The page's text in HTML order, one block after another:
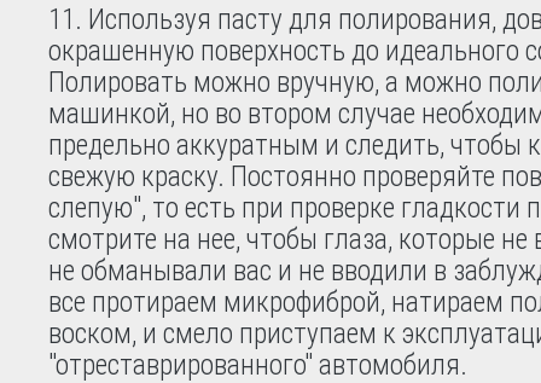
11. Используя пасту для полирования,
окрашенную поверхность до идеального
Полировать можно вручную, а можно
машинкой, но во втором случае
предельно аккуратным и следить, чтобы
свежую краску. Постоянно проверяйте
слепую", то есть при проверке гладкости
смотрите на нее, чтобы глаза, которые не
не обманывали вас и не вводили в
все протираем микрофиброй, натираем
воском, и смело приступаем к
"отреставрированного" автомобиля.